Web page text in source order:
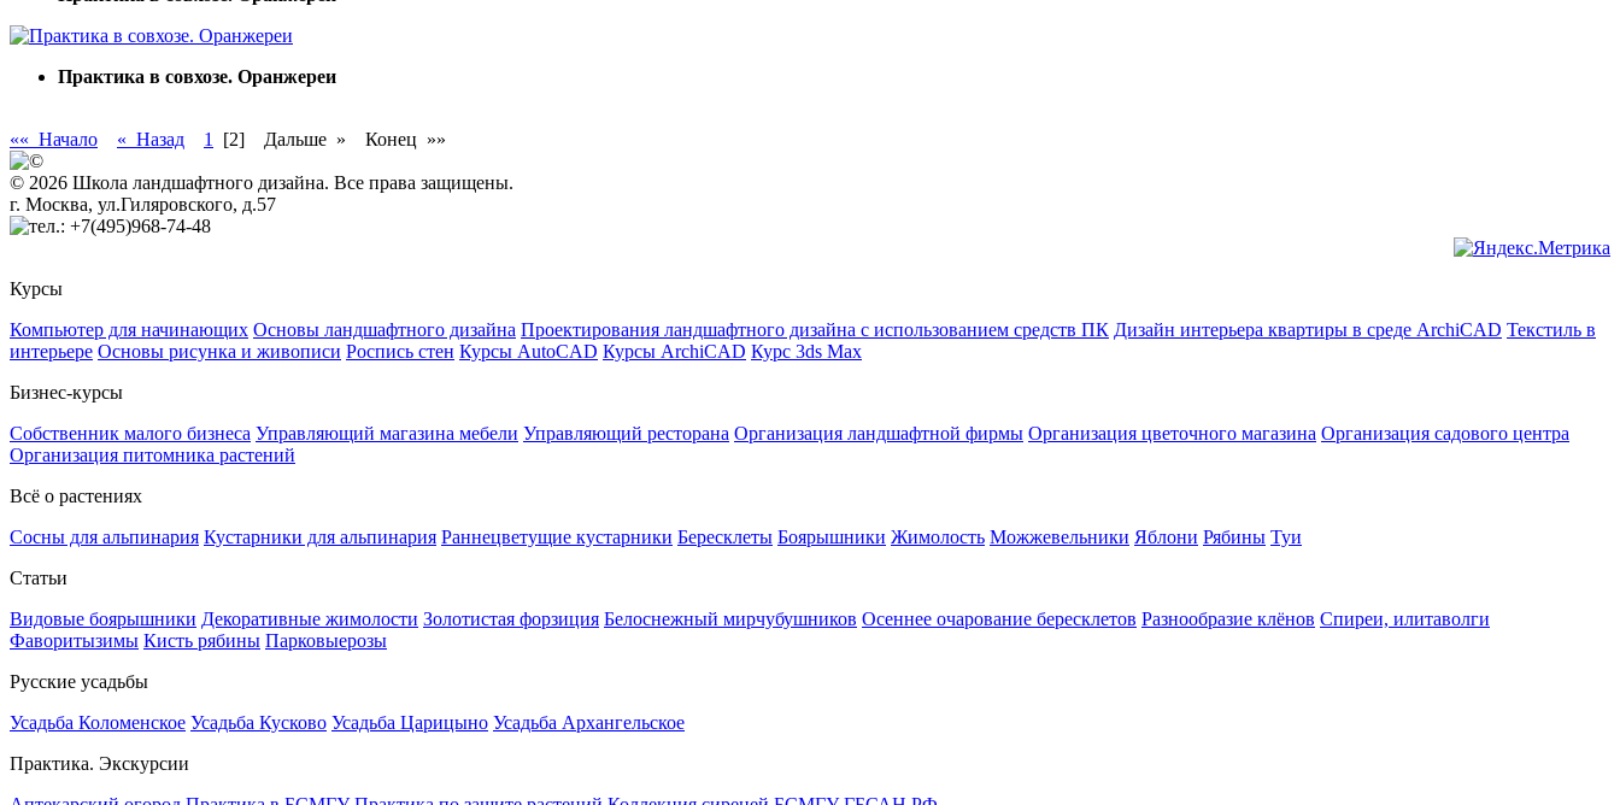
Практика в совхозе. Оранжереи
«« Начало « Назад 1 [2] Дальше » Конец »»
© 2026 Школа ландшафтного дизайна. Все права защищены.
г. Москва, ул.Гиляровского, д.57
+7(495)968-74-48
Курсы
Компьютер для начинающих Основы ландшафтного дизайна Проектирования ландшафтного дизайна с использованием средств ПК Дизайн интерьера квартиры в среде ArchiCAD Текстиль в
интерьере Основы рисунка и живописи Роспись стен Курсы AutoCAD Курсы ArchiCAD Курс 3ds Max
Бизнес-курсы
Собственник малого бизнеса Управляющий магазина мебели Управляющий ресторана Организация ландшафтной фирмы Организация цветочного магазина Организация садового центра
Организация питомника растений
Всё о растениях
Сосны для альпинария Кустарники для альпинария Раннецветущие кустарники Бересклеты Боярышники Жимолость Можжевельники Яблони Рябины Туи
Статьи
Видовые боярышники Декоративные жимолости Золотистая форзиция Белоснежный мирчубушников Осеннее очарование бересклетов Разнообразие клёнов Спиреи, илитаволги
Фаворитызимы Кисть рябины Парковыерозы
Русские усадьбы
Усадьба Коломенское Усадьба Кусково Усадьба Царицыно Усадьба Архангельское
Практика. Экскурсии